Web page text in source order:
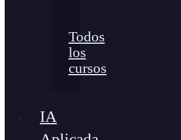
Todos
los
cursos
IA